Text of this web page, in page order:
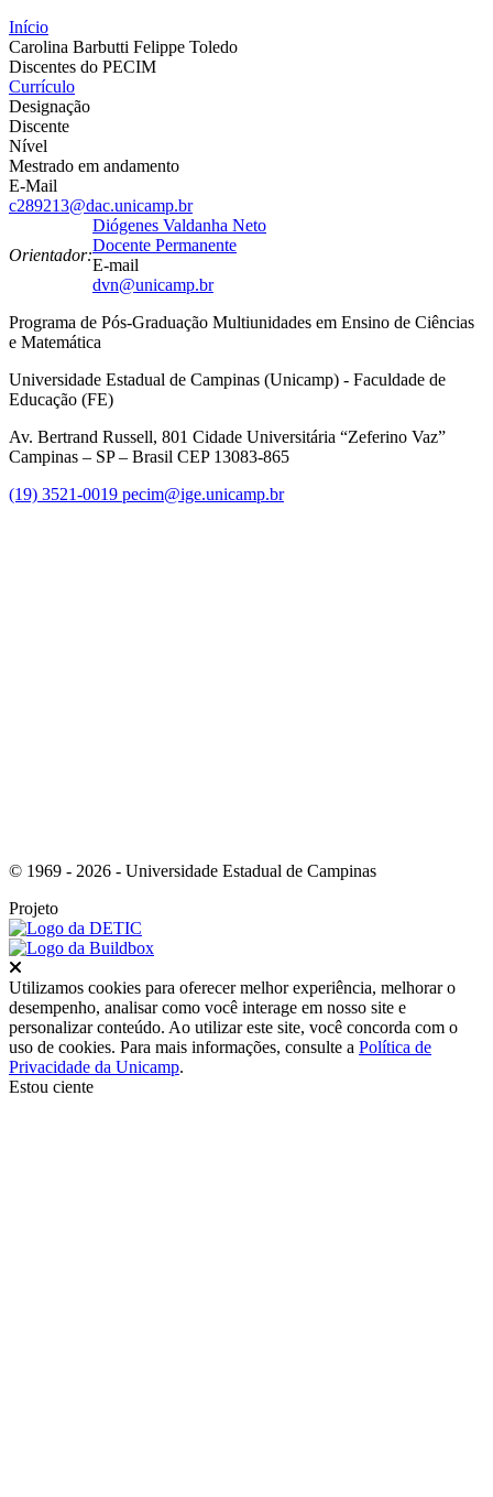
Início
Carolina Barbutti Felippe Toledo
Discentes do PECIM
Currículo
Designação
Discente
Nível
Mestrado em andamento
E-Mail
c289213@dac.unicamp.br
Orientador:
Diógenes Valdanha Neto
Docente Permanente
E-mail
dvn@unicamp.br
Programa de Pós-Graduação Multiunidades em Ensino de Ciências
e Matemática
Universidade Estadual de Campinas (Unicamp) - Faculdade de
Educação (FE)
Av. Bertrand Russell, 801 Cidade Universitária “Zeferino Vaz”
Campinas – SP – Brasil CEP 13083-865
(19) 3521-0019 pecim@ige.unicamp.br
© 1969 - 2026 - Universidade Estadual de Campinas
Projeto
Utilizamos cookies para oferecer melhor experiência, melhorar o
desempenho, analisar como você interage em nosso site e
personalizar conteúdo. Ao utilizar este site, você concorda com o
uso de cookies. Para mais informações, consulte a Política de
Privacidade da Unicamp.
Estou ciente